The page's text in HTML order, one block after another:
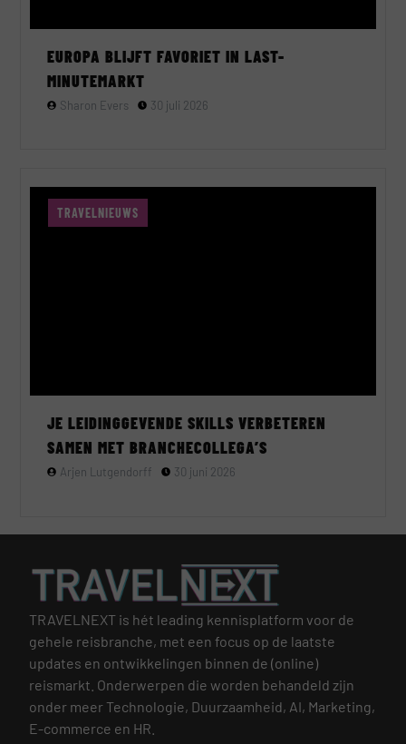
EUROPA BLIJFT FAVORIET IN LAST-
MINUTEMARKT
Sharon Evers 30 juli 2026
TRAVELNIEUWS
JE LEIDINGGEVENDE SKILLS VERBETEREN
SAMEN MET BRANCHECOLLEGA’S
Arjen Lutgendorff 30 juni 2026
TRAVELNEXT is hét leading kennisplatform voor de
gehele reisbranche, met een focus op de laatste
updates en ontwikkelingen binnen de (online)
reismarkt. Onderwerpen die worden behandeld zijn
onder meer Technologie, Duurzaamheid, AI, Marketing,
E-commerce en HR.